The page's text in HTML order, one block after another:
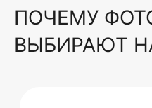
ПОЧЕМУ
ВЫБИРАЮТ